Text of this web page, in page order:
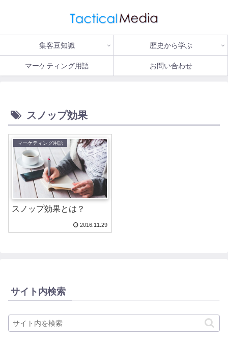
集客豆知識 歴史から学ぶ
マーケティング用語 お問い合わせ
スノップ効果
マーケティング用語
スノップ効果とは？
2016.11.29
サイト内検索